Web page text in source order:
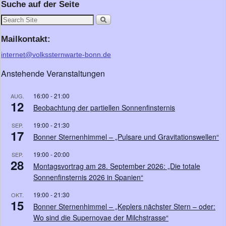
Suche auf der Seite
Mailkontakt:
internet@volkssternwarte-bonn.de
Anstehende Veranstaltungen
AUG.
12
16:00 -21:00
Beobachtung der partiellen Sonnenfinsternis
SEP.
17
19:00 -21:30
Bonner Sternenhimmel – „Pulsare und Gravitationswellen“
SEP.
28
19:00 -20:00
Montagsvortrag am 28. September 2026: „Die totale
Sonnenfinsternis 2026 in Spanien“
OKT.
15
19:00 -21:30
Bonner Sternenhimmel – „Keplers nächster Stern – oder:
Wo sind die Supernovae der Milchstrasse“